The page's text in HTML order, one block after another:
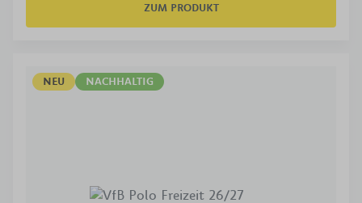
ZUM PRODUKT
NEU NACHHALTIG